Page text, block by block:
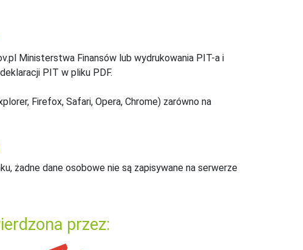
Ministerstwa Finansów lub wydrukowania PIT-a i
PIT w pliku PDF.
Firefox, Safari, Opera, Chrome) zarówno na
żadne dane osobowe nie są zapisywane na serwerze
przez: